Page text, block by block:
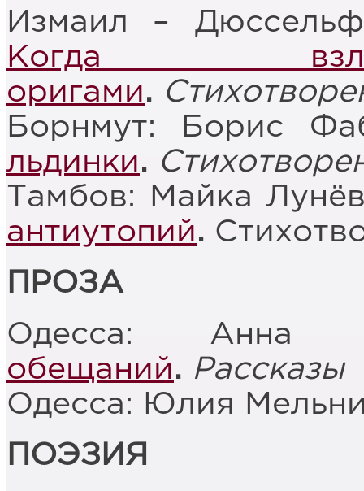
Измаил –
Когда
оригами.
Борнмут: Борис
льдинки.
Тамбов: Майка
антиутопий.
ПРОЗА
Одесса: Анна
обещаний. Рассказы
Одесса: Юлия
ПОЭЗИЯ